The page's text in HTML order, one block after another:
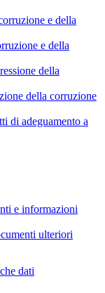
e della
e della
della
della corruzione
di adeguamento a
e informazioni
ulteriori
dati